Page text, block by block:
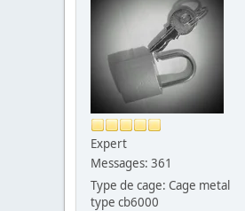
Expert
Messages: 361
Type de cage: Cage metal
type cb6000